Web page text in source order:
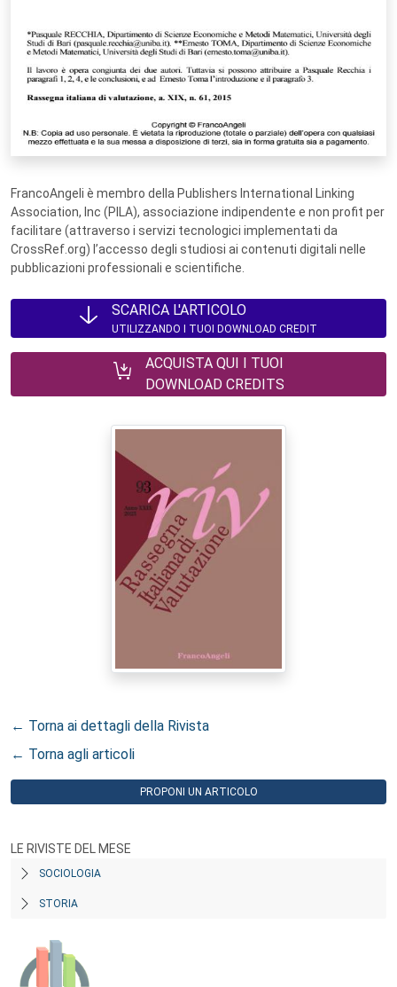
FrancoAngeli è membro della Publishers International Linking
Association, Inc (PILA), associazione indipendente e non profit per
facilitare (attraverso i servizi tecnologici implementati da
CrossRef.org) l’accesso degli studiosi ai contenuti digitali nelle
pubblicazioni professionali e scientifiche.
SCARICA L'ARTICOLO
UTILIZZANDO I TUOI DOWNLOAD CREDIT
ACQUISTA QUI I TUOI
DOWNLOAD CREDITS
← Torna ai dettagli della Rivista
← Torna agli articoli
PROPONI UN ARTICOLO
LE RIVISTE DEL MESE
SOCIOLOGIA
STORIA